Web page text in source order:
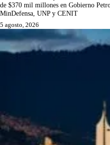
de $370 mil millones en Gobierno
MinDefensa, UNP y CENIT
5 agosto, 2026